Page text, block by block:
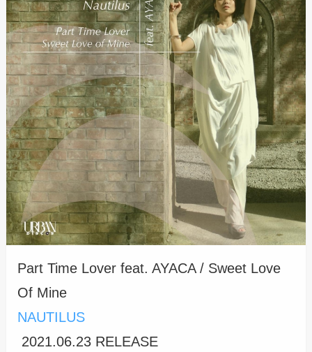
Part Time Lover feat. AYACA / Sweet Love
Of Mine
NAUTILUS
2021.06.23 RELEASE